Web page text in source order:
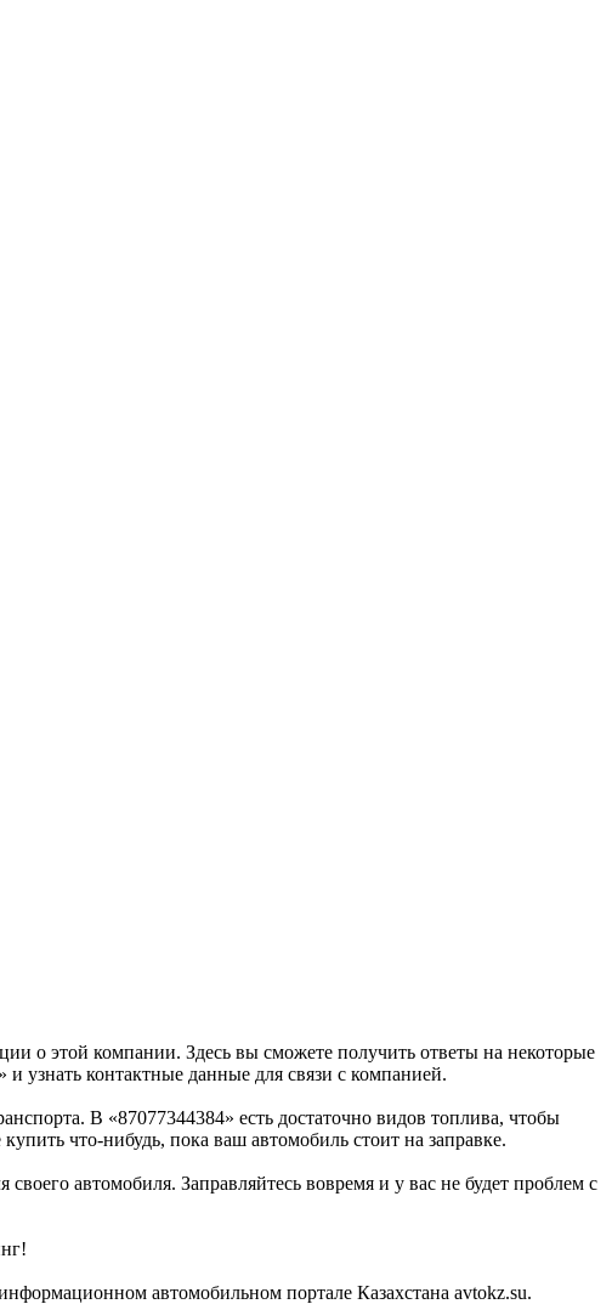
о этой компании. Здесь вы сможете получить ответы на некоторые
узнать контактные данные для связи с компанией.
В «87077344384» есть достаточно видов топлива, чтобы
что-нибудь, пока ваш автомобиль стоит на заправке.
автомобиля. Заправляйтесь вовремя и у вас не будет проблем с
автомобильном портале Казахстана avtokz.su.